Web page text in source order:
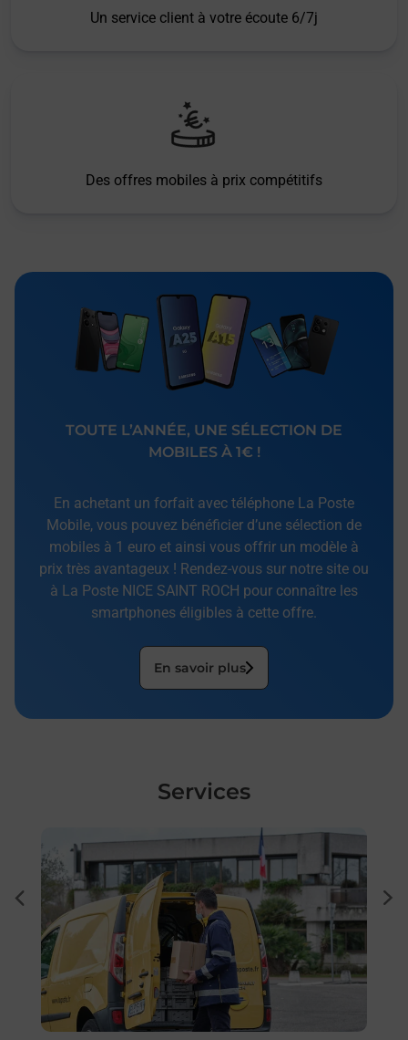
Un service client à votre écoute 6/7j
Des offres mobiles à prix compétitifs
TOUTE L’ANNÉE, UNE SÉLECTION DE
MOBILES À 1€ !
En achetant un forfait avec téléphone La Poste
Mobile, vous pouvez bénéficier d’une sélection de
mobiles à 1 euro et ainsi vous offrir un modèle à
prix très avantageux ! Rendez-vous sur notre site ou
à La Poste NICE SAINT ROCH pour connaître les
smartphones éligibles à cette offre.
En savoir plus
Services